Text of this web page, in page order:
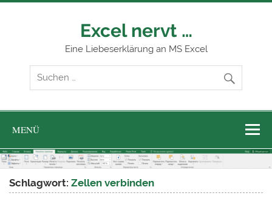
Zum
Excel nervt …
Eine Liebeserklärung an MS Excel
MENÜ
Schlagwort:Zellen verbinden